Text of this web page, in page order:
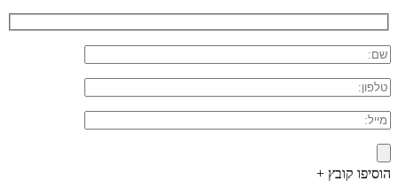
הוסיפו קובץ +